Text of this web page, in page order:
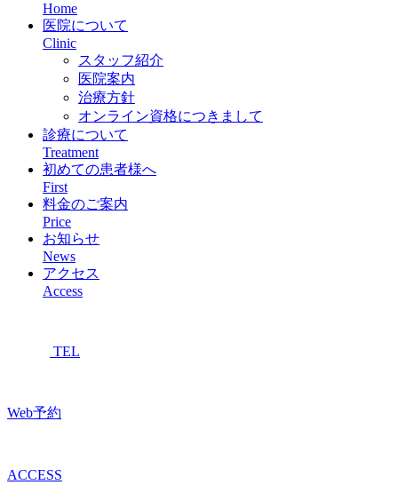
Home
医院について
Clinic
スタッフ紹介
医院案内
治療方針
オンライン資格につきまして
診療について
Treatment
初めての患者様へ
First
料金のご案内
Price
お知らせ
News
アクセス
Access
TEL
Web予約
ACCESS